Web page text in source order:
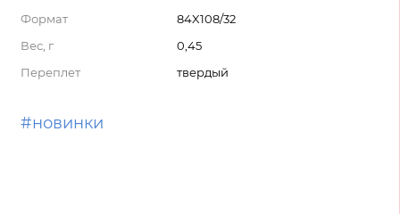
Формат
84X108/32
Вес, г
0,45
Переплет
твердый
#новинки